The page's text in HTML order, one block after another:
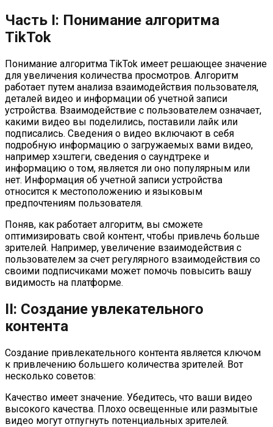
Часть I: Понимание алгоритма
TikTok
Понимание алгоритма TikTok имеет решающее значение
для увеличения количества просмотров. Алгоритм
работает путем анализа взаимодействия пользователя,
деталей видео и информации об учетной записи
устройства. Взаимодействие с пользователем означает,
какими видео вы поделились, поставили лайк или
подписались. Сведения о видео включают в себя
подробную информацию о загружаемых вами видео,
например хэштеги, сведения о саундтреке и
информацию о том, является ли оно популярным или
нет. Информация об учетной записи устройства
относится к местоположению и языковым
предпочтениям пользователя.
Поняв, как работает алгоритм, вы сможете
оптимизировать свой контент, чтобы привлечь больше
зрителей. Например, увеличение взаимодействия с
пользователем за счет регулярного взаимодействия со
своими подписчиками может помочь повысить вашу
видимость на платформе.
II: Создание увлекательного
контента
Создание привлекательного контента является ключом
к привлечению большего количества зрителей. Вот
несколько советов:
Качество имеет значение. Убедитесь, что ваши видео
высокого качества. Плохо освещенные или размытые
видео могут отпугнуть потенциальных зрителей.